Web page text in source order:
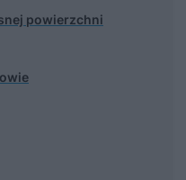
powierzchni